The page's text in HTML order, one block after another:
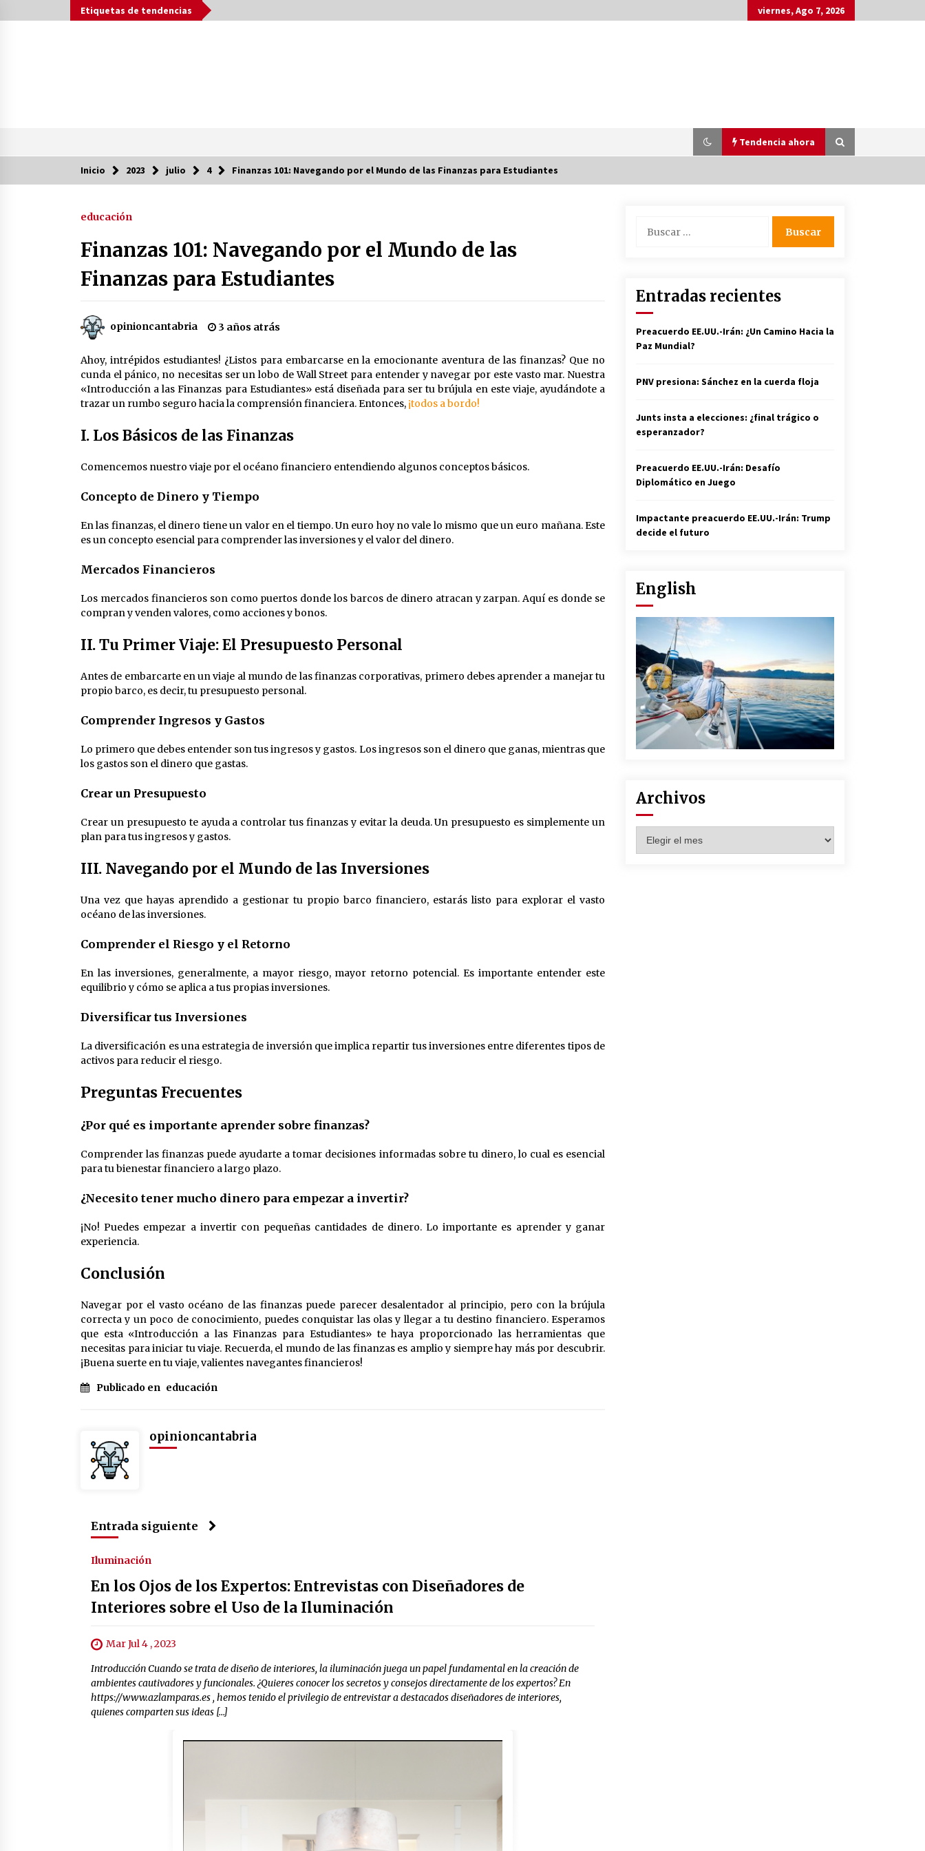
al
Etiquetas de tendencias viernes, Ago 7, 2026
Tendencia ahora
Tendencia ahora
2 meses atrás
2 meses atrás
Junts insta a elecciones: ¿final
trágico o esperanzador?
Desafío Diplomático en Juego
2 meses atrás
Artesanales
Claves para Dominar los
Temas Clave de Contabilidad
1 año atrás
Sistemas de Filtración de
Agua: Claves para la Pureza
Mundo del Golf. Oxígeno Por
Favor!
Maestro del Arroz con
3 años atrás
Salud y Belleza Natural
3 años atrás
Navegando en el Mar del
para Realizar con los Muebles
Montessori
Inicio 2023 julio 4 Finanzas 101: Navegando por el Mundo de las Finanzas para Estudiantes
educación
Finanzas 101: Navegando por el Mundo de las
Finanzas para Estudiantes
opinioncantabria 3 años atrás
Ahoy, intrépidos estudiantes! ¿Listos para embarcarse en la emocionante aventura de las finanzas? Que no
cunda el pánico, no necesitas ser un lobo de Wall Street para entender y navegar por este vasto mar. Nuestra
«Introducción a las Finanzas para Estudiantes» está diseñada para ser tu brújula en este viaje, ayudándote a
trazar un rumbo seguro hacia la comprensión financiera. Entonces, ¡todos a bordo!
I. Los Básicos de las Finanzas
Comencemos nuestro viaje por el océano financiero entendiendo algunos conceptos básicos.
Concepto de Dinero y Tiempo
En las finanzas, el dinero tiene un valor en el tiempo. Un euro hoy no vale lo mismo que un euro mañana. Este
es un concepto esencial para comprender las inversiones y el valor del dinero.
Mercados Financieros
Los mercados financieros son como puertos donde los barcos de dinero atracan y zarpan. Aquí es donde se
compran y venden valores, como acciones y bonos.
II. Tu Primer Viaje: El Presupuesto Personal
Antes de embarcarte en un viaje al mundo de las finanzas corporativas, primero debes aprender a manejar tu
propio barco, es decir, tu presupuesto personal.
Comprender Ingresos y Gastos
Lo primero que debes entender son tus ingresos y gastos. Los ingresos son el dinero que ganas, mientras que
los gastos son el dinero que gastas.
Crear un Presupuesto
Crear un presupuesto te ayuda a controlar tus finanzas y evitar la deuda. Un presupuesto es simplemente un
plan para tus ingresos y gastos.
III. Navegando por el Mundo de las Inversiones
Una vez que hayas aprendido a gestionar tu propio barco financiero, estarás listo para explorar el vasto
océano de las inversiones.
Comprender el Riesgo y el Retorno
En las inversiones, generalmente, a mayor riesgo, mayor retorno potencial. Es importante entender este
equilibrio y cómo se aplica a tus propias inversiones.
Diversificar tus Inversiones
La diversificación es una estrategia de inversión que implica repartir tus inversiones entre diferentes tipos de
activos para reducir el riesgo.
Preguntas Frecuentes
¿Por qué es importante aprender sobre finanzas?
Comprender las finanzas puede ayudarte a tomar decisiones informadas sobre tu dinero, lo cual es esencial
para tu bienestar financiero a largo plazo.
¿Necesito tener mucho dinero para empezar a invertir?
¡No! Puedes empezar a invertir con pequeñas cantidades de dinero. Lo importante es aprender y ganar
experiencia.
Conclusión
Navegar por el vasto océano de las finanzas puede parecer desalentador al principio, pero con la brújula
correcta y un poco de conocimiento, puedes conquistar las olas y llegar a tu destino financiero. Esperamos
que esta «Introducción a las Finanzas para Estudiantes» te haya proporcionado las herramientas que
necesitas para iniciar tu viaje. Recuerda, el mundo de las finanzas es amplio y siempre hay más por descubrir.
¡Buena suerte en tu viaje, valientes navegantes financieros!
Publicado en educación
opinioncantabria
Entrada siguiente
Iluminación
En los Ojos de los Expertos: Entrevistas con Diseñadores de
Interiores sobre el Uso de la Iluminación
Mar Jul 4 , 2023
Introducción Cuando se trata de diseño de interiores, la iluminación juega un papel fundamental en la creación de
ambientes cautivadores y funcionales. ¿Quieres conocer los secretos y consejos directamente de los expertos? En
https://www.azlamparas.es , hemos tenido el privilegio de entrevistar a destacados diseñadores de interiores,
quienes comparten sus ideas […]
Entradas recientes
Preacuerdo EE.UU.-Irán: ¿Un Camino Hacia la
Paz Mundial?
PNV presiona: Sánchez en la cuerda floja
Junts insta a elecciones: ¿final trágico o
esperanzador?
Preacuerdo EE.UU.-Irán: Desafío
Diplomático en Juego
Impactante preacuerdo EE.UU.-Irán: Trump
decide el futuro
English
Archivos